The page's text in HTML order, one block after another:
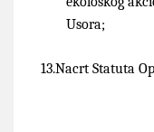
Usora;
13.Nacrt Statuta